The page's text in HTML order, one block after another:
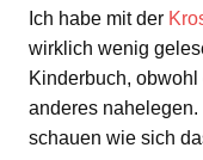
Ich habe mit der
wirklich wenig
Kinderbuch,
anderes
schauen wie sich